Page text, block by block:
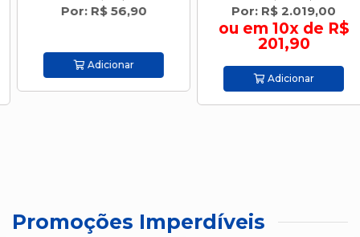
Por: R$ 56,90
Adicionar
Por: R$ 2.019,00
ou em 10x de R$
201,90
Adicionar
Promoções Imperdíveis